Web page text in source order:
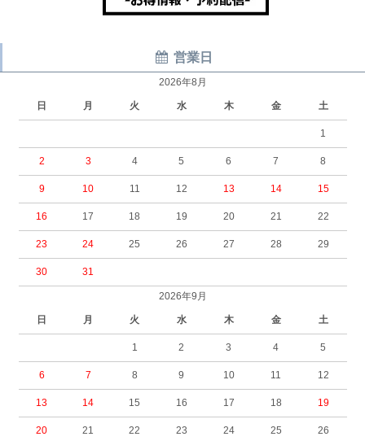
営業日
2026年8月
日 月 火 水 木 金 土
1
2 3 4 5 6 7 8
9 10 11 12 13 14 15
16 17 18 19 20 21 22
23 24 25 26 27 28 29
30 31
2026年9月
日 月 火 水 木 金 土
1 2 3 4 5
6 7 8 9 10 11 12
13 14 15 16 17 18 19
20 21 22 23 24 25 26